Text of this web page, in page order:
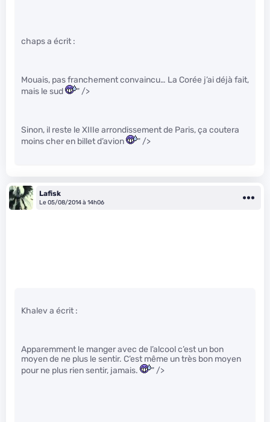
chaps a écrit :
Mouais, pas franchement convaincu… La Corée j’ai déjà fait,
mais le sud
" />
Sinon, il reste le XIIIe arrondissement de Paris, ça coutera
moins cher en billet d’avion
" />
Lafisk
Le 05/08/2014 à 14h06
Khalev a écrit :
Apparemment le manger avec de l’alcool c’est un bon
moyen de ne plus le sentir. C’est même un très bon moyen
pour ne plus rien sentir, jamais.
" />